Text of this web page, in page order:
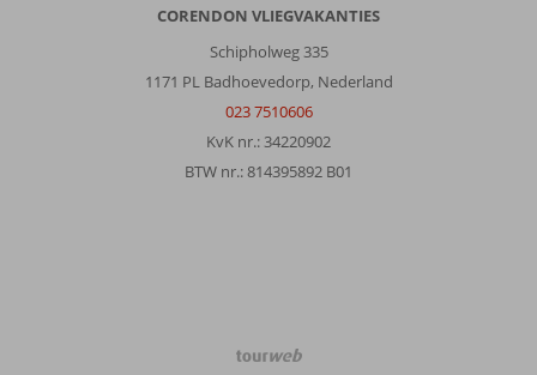
CORENDON VLIEGVAKANTIES
Schipholweg 335
1171 PL Badhoevedorp, Nederland
023 7510606
KvK nr.: 34220902
BTW nr.: 814395892 B01
TourWeb